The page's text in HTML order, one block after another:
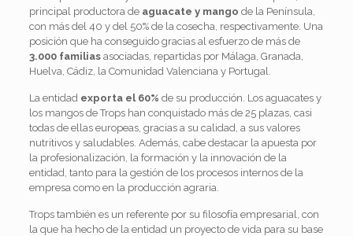
principal productora deaguacate y mango de la Península,
con más del 40 y del 50% de la cosecha, respectivamente. Una
posición que ha conseguido gracias al esfuerzo de más de
3.000 familiasasociadas, repartidas por Málaga, Granada,
Huelva, Cádiz, la Comunidad Valenciana y Portugal.
La entidad exporta el 60% de su producción. Los aguacates y
los mangos de Trops han conquistado más de 25 plazas, casi
todas de ellas europeas, gracias a su calidad, a sus valores
nutritivos y saludables. Además, cabe destacar la apuesta por
la profesionalización, la formación y la innovación de la
entidad, tanto para la gestión de los procesos internos de la
empresa como en la producción agraria.
Trops también es un referente por su filosofía empresarial, con
la que ha hecho de la entidad un proyecto de vida para su base